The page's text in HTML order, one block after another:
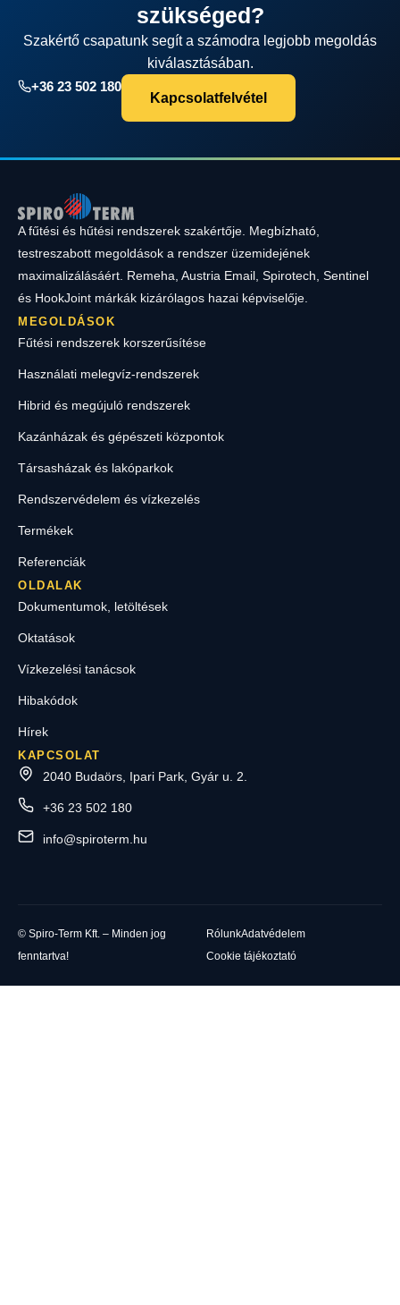
szükséged?
Szakértő csapatunk segít a számodra legjobb megoldás
kiválasztásában.
+36 23 502 180
Kapcsolatfelvétel
A fűtési és hűtési rendszerek szakértője. Megbízható,
testreszabott megoldások a rendszer üzemidejének
maximalizálásáért. Remeha, Austria Email, Spirotech, Sentinel
és HookJoint márkák kizárólagos hazai képviselője.
MEGOLDÁSOK
Fűtési rendszerek korszerűsítése
Használati melegvíz-rendszerek
Hibrid és megújuló rendszerek
Kazánházak és gépészeti központok
Társasházak és lakóparkok
Rendszervédelem és vízkezelés
Termékek
Referenciák
OLDALAK
Dokumentumok, letöltések
Oktatások
Vízkezelési tanácsok
Hibakódok
Hírek
KAPCSOLAT
2040 Budaörs, Ipari Park, Gyár u. 2.
+36 23 502 180
info@spiroterm.hu
© Spiro-Term Kft. – Minden jog
fenntartva!
RólunkAdatvédelem
Cookie tájékoztató